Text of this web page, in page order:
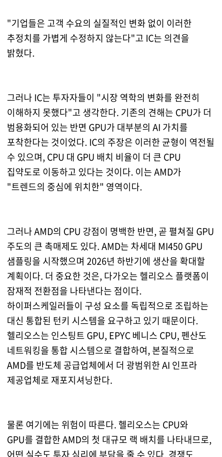
"기업들은 고객 수요의 실질적인 변화 없이 이러한
추정치를 가볍게 수정하지 않는다"고 IC는 의견을
밝혔다.
그러나 IC는 투자자들이 "시장 역학의 변화를 완전히
이해하지 못했다"고 생각한다. 기존의 견해는 CPU가 더
범용화되어 있는 반면 GPU가 대부분의 AI 가치를
포착한다는 것이었다. IC의 주장은 이러한 균형이 역전될
수 있으며, CPU 대 GPU 배치 비율이 더 큰 CPU
집약도로 이동하고 있다는 것이다. 이는 AMD가
"트렌드의 중심에 위치한" 영역이다.
그러나 AMD의 CPU 강점이 명백한 반면, 곧 펼쳐질 GPU
주도의 큰 촉매제도 있다. AMD는 차세대 MI450 GPU
샘플링을 시작했으며 2026년 하반기에 생산을 확대할
계획이다. 더 중요한 것은, 다가오는 헬리오스 플랫폼이
잠재적 전환점을 나타낸다는 점이다.
하이퍼스케일러들이 구성 요소를 독립적으로 조립하는
대신 통합된 턴키 시스템을 요구하고 있기 때문이다.
헬리오스는 인스팅트 GPU, EPYC 베니스 CPU, 펜산도
네트워킹을 통합 시스템으로 결합하여, 본질적으로
AMD를 반도체 공급업체에서 더 광범위한 AI 인프라
제공업체로 재포지셔닝한다.
물론 여기에는 위험이 따른다. 헬리오스는 CPU와
GPU를 결합한 AMD의 첫 대규모 랙 배치를 나타내므로,